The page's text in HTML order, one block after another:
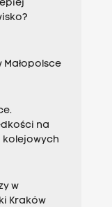
na
w
Kraków